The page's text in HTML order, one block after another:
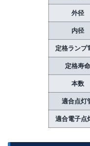
外径
内径
定格ランプ
定格寿命
本数
適合点灯
適合電子点